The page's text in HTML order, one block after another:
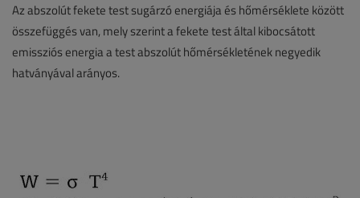
Az abszolút fekete test sugárzó energiája és hőmérséklete között
összefüggés van, mely szerint a fekete test által kibocsátott
emissziós energia a test abszolút hőmérsékletének negyedik
hatványával arányos.